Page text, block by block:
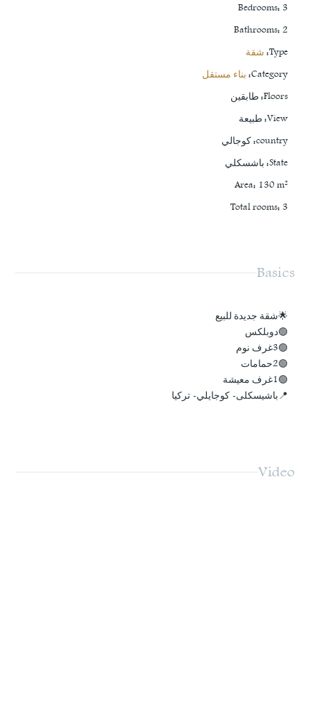
Bedrooms: 3
Bathrooms: 2
Type
: شقة
Category
: بناء مستقل
Floors
:طابقين
View
:طبيعة
country
:كوجالي
State
: باشسكلي
Area: 130m²
Total rooms: 3
Basics
🌟شقة جديدة للبيع
🟢دوبلكس
🟢3غرف نوم
🟢2حمامات
🟢1غرف معيشة
📍باشيسكلى- كوجايلي- تركيا
Video